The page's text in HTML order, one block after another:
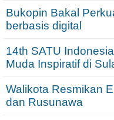
Bukopin Bakal
berbasis digital
14th SATU
Muda Inspiratif di
Walikota Resmikan
dan Rusunawa